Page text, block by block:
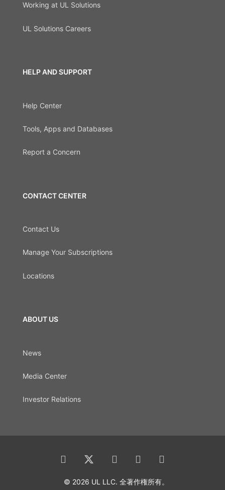
Working at UL Solutions
UL Solutions Careers
HELP AND SUPPORT
Help Center
Tools, Apps and Databases
Report a Concern
CONTACT CENTER
Contact Us
Manage Your Subscriptions
Locations
ABOUT US
News
Media Center
Investor Relations
© 2026 UL LLC. 全著作権所有。